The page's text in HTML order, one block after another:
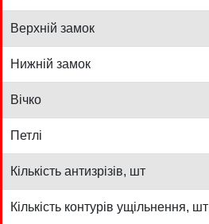
Верхній замок
Нижній замок
Вічко
Петлі
Кількість антизрізів, шт
Кількість контурів ущільнення, шт